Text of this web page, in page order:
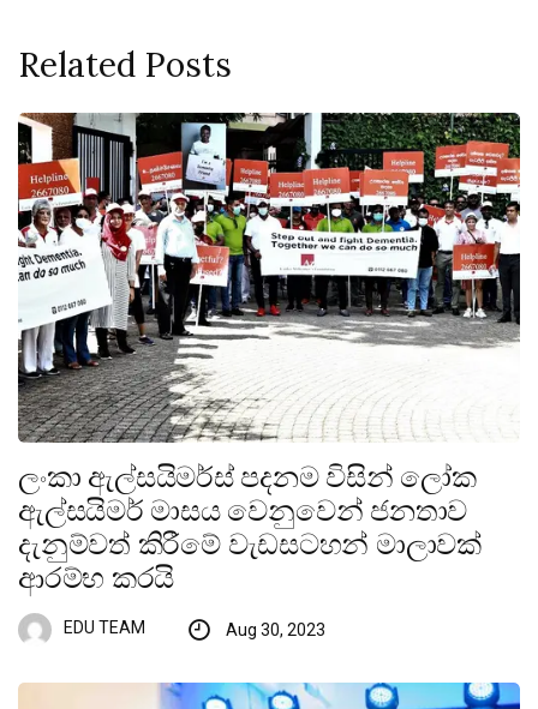
Related Posts
ලංකා ඇල්සයිමර්ස් පදනම විසින් ලෝක
ඇල්සයිමර් මාසය වෙනුවෙන් ජනතාව
දැනුම්වත් කිරීමේ වැඩසටහන් මාලාවක්
ආරම්භ කරයි
EDU TEAM Aug 30, 2023